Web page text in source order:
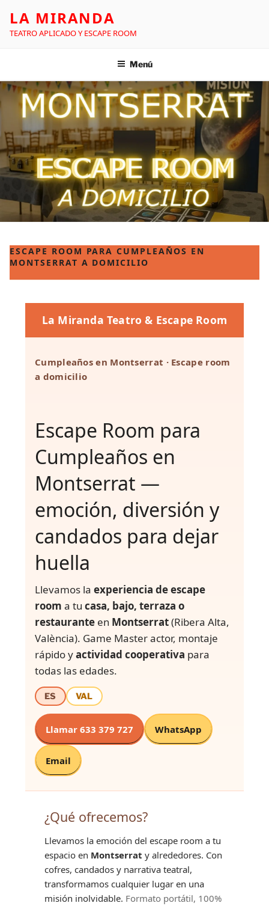
LA MIRANDA
TEATRO APLICADO Y ESCAPE ROOM
Menú
ESCAPE ROOM PARA CUMPLEAÑOS EN
MONTSERRAT A DOMICILIO
La Miranda Teatro & Escape Room
Cumpleaños en Montserrat · Escape room
a domicilio
Escape Room para
Cumpleaños en
Montserrat —
emoción, diversión y
candados para dejar
huella
Llevamos la experiencia de escape
room a tu casa, bajo, terraza o
restaurante en Montserrat(Ribera Alta,
València). Game Master actor, montaje
rápido yactividad cooperativa para
todas las edades.
ES VAL
Llamar 633 379 727 WhatsApp
Email
¿Qué ofrecemos?
Llevamos la emoción del escape room a tu
espacio en Montserrat y alrededores. Con
cofres, candados y narrativa teatral,
transformamos cualquier lugar en una
misión inolvidable. Formato portátil, 100%